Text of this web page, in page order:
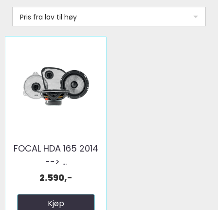
Pris fra lav til høy
FOCAL HDA 165 2014
--> ...
2.590,-
Kjøp